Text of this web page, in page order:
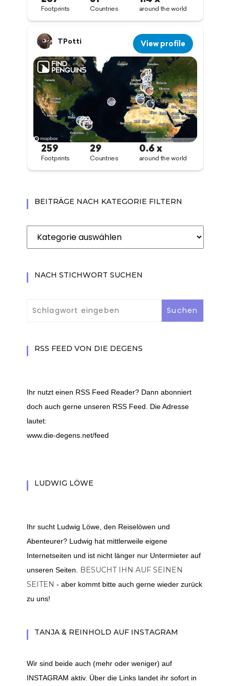
BEITRÄGE NACH KATEGORIE FILTERN
nach
NACH STICHWORT SUCHEN
RSS FEED VON DIE DEGENS
Ihr nutzt einen RSS Feed Reader? Dann abonniert
doch auch gerne unseren RSS Feed. Die Adresse
lautet:
www.die-degens.net/feed
LUDWIG LÖWE
Ihr sucht Ludwig Löwe, den Reiselöwen und
Abenteurer? Ludwig hat mittlerweile eigene
Internetseiten und ist nicht länger nur Untermieter auf
unseren Seiten. BESUCHT IHN AUF SEINEN
SEITEN - aber kommt bitte auch gerne wieder zurück
zu uns!
TANJA & REINHOLD AUF INSTAGRAM
Wir sind beide auch (mehr oder weniger) auf
INSTAGRAM aktiv. Über die Links landet ihr sofort in